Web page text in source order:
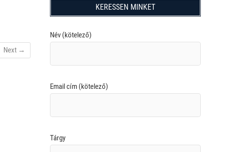
Next →
KERESSEN MINKET
Név (kötelező)
Email cím (kötelező)
Tárgy